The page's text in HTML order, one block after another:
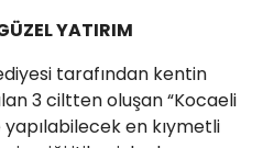
YATIRIM
tarafından kentin
3 ciltten oluşan “Kocaeli
en kıymetli